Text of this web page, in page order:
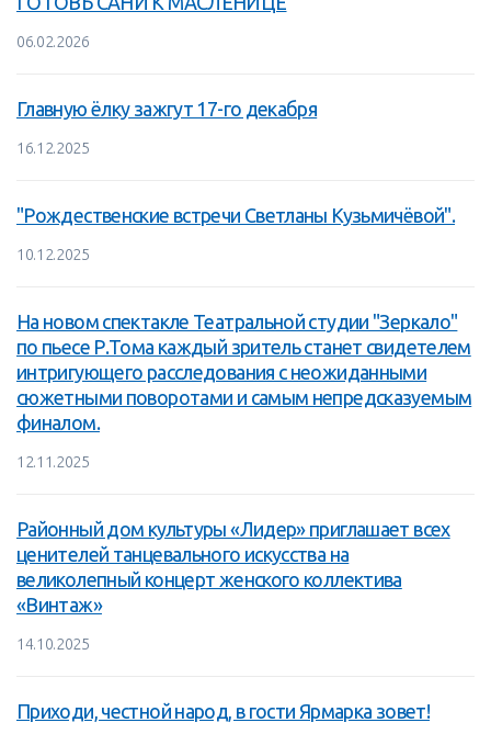
06.02.2026
Главную ёлку зажгут 17-го декабря
16.12.2025
"Рождественские встречи Светланы Кузьмичёвой".
10.12.2025
На новом спектакле Театральной студии "Зеркало"
по пьесе Р.Тома каждый зритель станет свидетелем
интригующего расследования с неожиданными
сюжетными поворотами и самым непредсказуемым
финалом.
12.11.2025
Районный дом культуры «Лидер» приглашает всех
ценителей танцевального искусства на
великолепный концерт женского коллектива
«Винтаж»
14.10.2025
Приходи, честной народ, в гости Ярмарка зовет!